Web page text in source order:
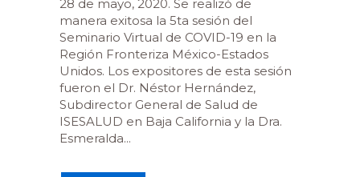
28 de mayo, 2020. Se realizó de
manera exitosa la 5ta sesión del
Seminario Virtual de COVID-19 en la
Región Fronteriza México-Estados
Unidos. Los expositores de esta sesión
fueron el Dr. Néstor Hernández,
Subdirector General de Salud de
ISESALUD en Baja California y la Dra.
Esmeralda...